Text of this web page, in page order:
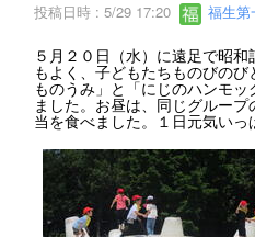
投稿日時 : 5/29 17:20 福生第
５月２０日（水）に遠足で昭
もよく、子どもたちものびの
ものうみ」と「にじのハンモ
ました。お昼は、同じグルー
当を食べました。１日元気いっ